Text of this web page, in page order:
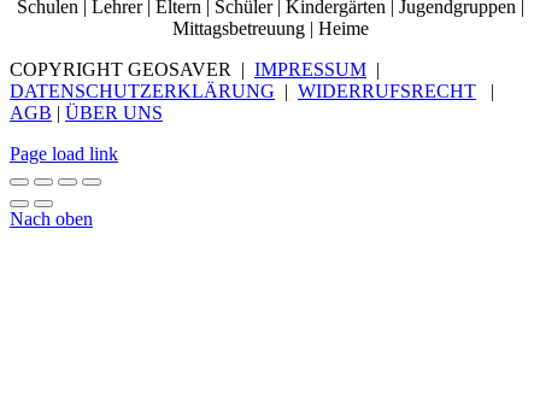
Schulen | Lehrer | Eltern | Schüler | Kindergärten | Jugendgruppen |
Mittagsbetreuung | Heime
COPYRIGHT GEOSAVER | IMPRESSUM |
DATENSCHUTZERKLÄRUNG | WIDERRUFSRECHT |
AGB | ÜBER UNS
Page load link
Nach oben